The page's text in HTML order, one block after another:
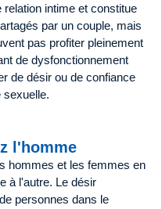
relation intime et constitue
par un couple, mais
pas profiter pleinement
de dysfonctionnement
de désir ou de confiance
sexuelle.
l'homme
hommes et les femmes en
à l'autre. Le désir
personnes dans le